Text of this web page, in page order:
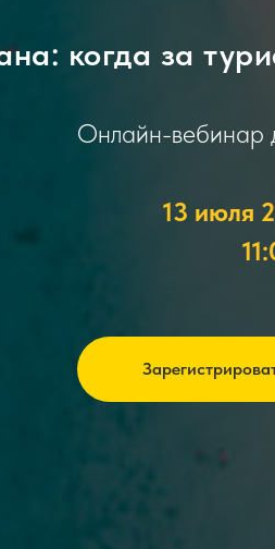
когда за
Онлайн-вебинар
13 июля